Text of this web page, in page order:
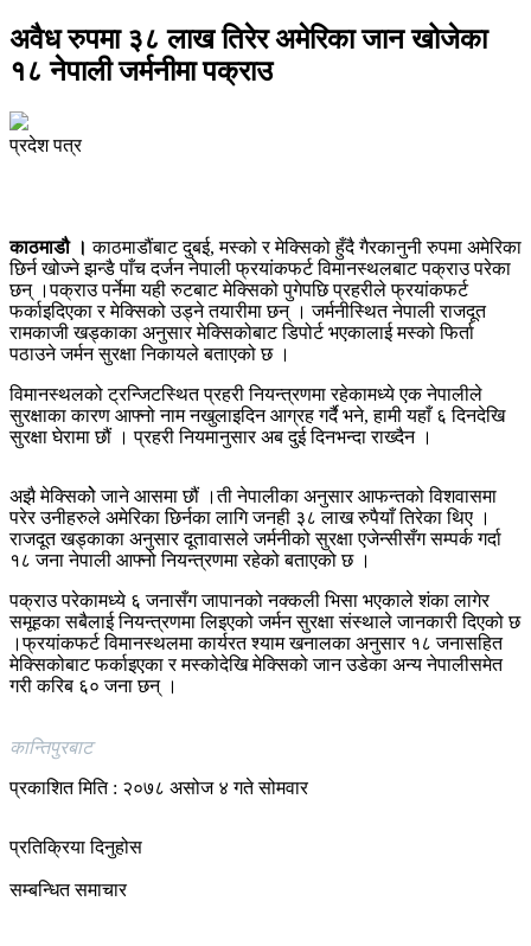
अवैध रुपमा ३८ लाख तिरेर अमेरिका जान खोजेका
१८ नेपाली जर्मनीमा पक्राउ
प्रदेश पत्र
काठमाडौ । काठमाडौंबाट दुबई, मस्को र मेक्सिको हुँदै गैरकानुनी रुपमा अमेरिका
छिर्न खोज्ने झन्डै पाँच दर्जन नेपाली फ्रयांकफर्ट विमानस्थलबाट पक्राउ परेका
छन् ।पक्राउ पर्नेमा यही रुटबाट मेक्सिको पुगेपछि प्रहरीले फ्रयांकफर्ट
फर्काइदिएका र मेक्सिको उड्ने तयारीमा छन् । जर्मनीस्थित नेपाली राजदूत
रामकाजी खड्काका अनुसार मेक्सिकोबाट डिपोर्ट भएकालाई मस्को फिर्ता
पठाउने जर्मन सुरक्षा निकायले बताएको छ ।
विमानस्थलको ट्रन्जिटस्थित प्रहरी नियन्त्रणमा रहेकामध्ये एक नेपालीले
सुरक्षाका कारण आफ्नो नाम नखुलाइदिन आग्रह गर्दै भने, हामी यहाँ ६ दिनदेखि
सुरक्षा घेरामा छौं । प्रहरी नियमानुसार अब दुई दिनभन्दा राख्दैन ।
अझै मेक्सिकोे जाने आसमा छौं ।ती नेपालीका अनुसार आफन्तको विशवासमा
परेर उनीहरुले अमेरिका छिर्नका लागि जनही ३८ लाख रुपैयाँ तिरेका थिए ।
राजदूत खड्काका अनुसार दूतावासले जर्मनीको सुरक्षा एजेन्सीसँग सम्पर्क गर्दा
१८ जना नेपाली आफ्नो नियन्त्रणमा रहेको बताएको छ ।
पक्राउ परेकामध्ये ६ जनासँग जापानको नक्कली भिसा भएकाले शंका लागेर
समूहका सबैलाई नियन्त्रणमा लिइएको जर्मन सुरक्षा संस्थाले जानकारी दिएको छ
।फ्रयांकफर्ट विमानस्थलमा कार्यरत श्याम खनालका अनुसार १८ जनासहित
मेक्सिकोबाट फर्काइएका र मस्कोदेखि मेक्सिको जान उडेका अन्य नेपालीसमेत
गरी करिब ६० जना छन् ।
कान्तिपुरबाट
प्रकाशित मिति : २०७८ असोज ४ गते सोमवार
प्रतिक्रिया दिनुहोस
सम्बन्धित समाचार